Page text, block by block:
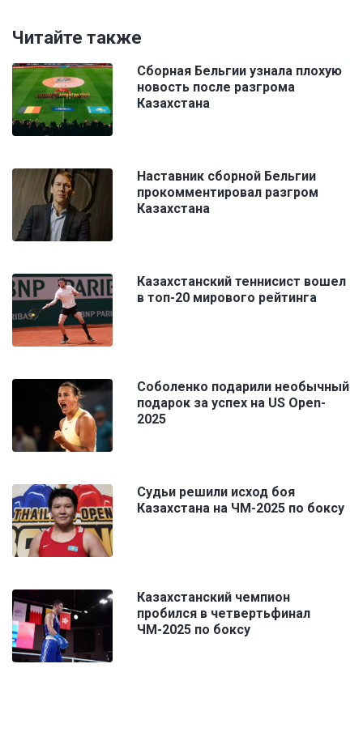
Читайте также
Сборная Бельгии узнала плохую
новость после разгрома
Казахстана
Наставник сборной Бельгии
прокомментировал разгром
Казахстана
Казахстанский теннисист вошел
в топ-20 мирового рейтинга
Соболенко подарили необычный
подарок за успех на US Open-
2025
Судьи решили исход боя
Казахстана на ЧМ-2025 по боксу
Казахстанский чемпион
пробился в четвертьфинал
ЧМ-2025 по боксу